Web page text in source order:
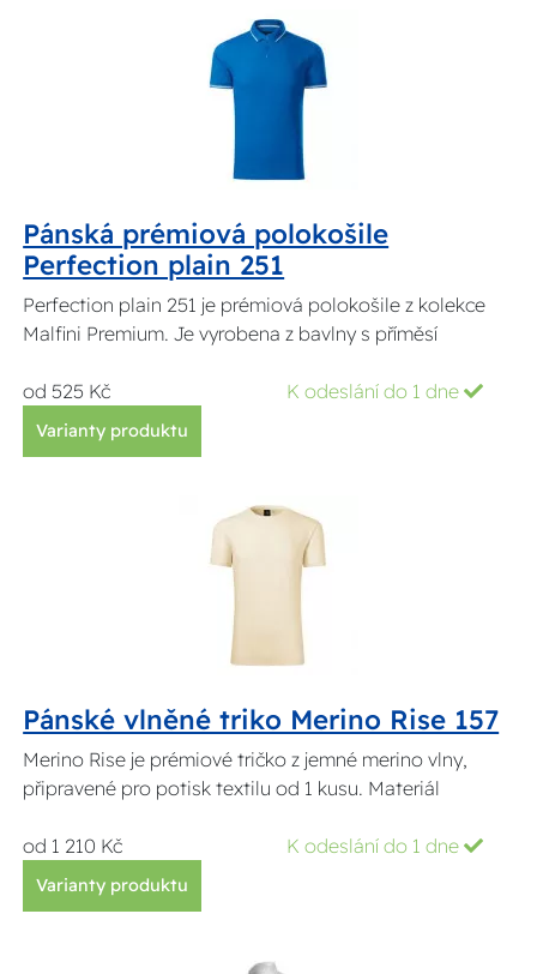
Pánská prémiová polokošile
Perfection plain 251
Perfection plain 251 je prémiová polokošile z kolekce
Malfini Premium. Je vyrobena z bavlny s příměsí
od 525 Kč K odeslání do 1 dne
Varianty produktu
Pánské vlněné triko Merino Rise 157
Merino Rise je prémiové tričko z jemné merino vlny,
připravené pro potisk textilu od 1 kusu. Materiál
od 1 210 Kč K odeslání do 1 dne
Varianty produktu